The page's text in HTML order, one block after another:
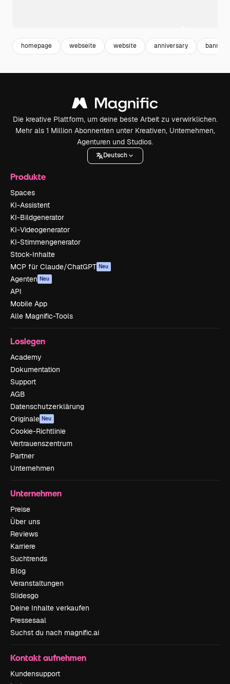
homepage webseite website anniversary banner
Die kreative Plattform, um deine beste Arbeit zu verwirklichen.
Mehr als 1 Million Abonnenten unter Kreativen, Unternehmen,
Agenturen und Studios.
Deutsch
Produkte
Spaces
KI-Assistent
KI-Bildgenerator
KI-Videogenerator
KI-Stimmengenerator
Stock-Inhalte
MCP für Claude/ChatGPT Neu
Agenten Neu
API
Mobile App
Alle Magnific-Tools
Loslegen
Academy
Dokumentation
Support
AGB
Datenschutzerklärung
Originale Neu
Cookie-Richtlinie
Vertrauenszentrum
Partner
Unternehmen
Unternehmen
Preise
Über uns
Reviews
Karriere
Suchtrends
Blog
Veranstaltungen
Slidesgo
Deine Inhalte verkaufen
Pressesaal
Suchst du nach magnific.ai
Kontakt aufnehmen
Kundensupport